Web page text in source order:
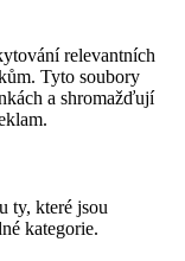
relevantních
Tyto soubory
a shromažďují
ty, které jsou
kategorie.